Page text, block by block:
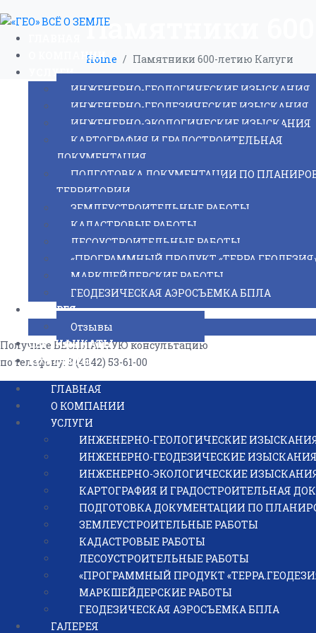
О КОМПАНИИ
УСЛУГИ
ИНЖЕНЕРНО-ГЕОЛОГИЧЕСКИЕ ИЗЫСКАНИЯ
ИНЖЕНЕРНО-ГЕОДЕЗИЧЕСКИЕ ИЗЫСКАНИЯ
ИНЖЕНЕРНО-ЭКОЛОГИЧЕСКИЕ ИЗЫСКАНИЯ
КАРТОГРАФИЯ И ГРАДОСТРОИТЕЛЬНАЯ
ДОКУМЕНТАЦИЯ
ПОДГОТОВКА ДОКУМЕНТАЦИИ ПО
ТЕРРИТОРИИ
ЗЕМЛЕУСТРОИТЕЛЬНЫЕ РАБОТЫ
КАДАСТРОВЫЕ РАБОТЫ
ЛЕСОУСТРОИТЕЛЬНЫЕ РАБОТЫ
«ПРОГРАММНЫЙ ПРОДУКТ
МАРКШЕЙДЕРСКИЕ РАБОТЫ
ГЕОДЕЗИЧЕСКАЯ АЭРОСЪЕМКА БПЛА
ГАЛЕРЕЯ
Отзывы
СЕРТИФИКАТЫ
КОНТАКТЫ
ГЛАВНАЯ
О КОМПАНИИ
УСЛУГИ
ИНЖЕНЕРНО-ГЕОЛОГИЧЕСКИЕ
ИНЖЕНЕРНО-ГЕОДЕЗИЧЕСКИЕ ИЗЫСКАНИЯ
ИНЖЕНЕРНО-ЭКОЛОГИЧЕСКИЕ
КАРТОГРАФИЯ И ГРАДОСТРОИТЕЛЬНАЯ
ПОДГОТОВКА ДОКУМЕНТАЦИИ ПО
ЗЕМЛЕУСТРОИТЕЛЬНЫЕ РАБОТЫ
КАДАСТРОВЫЕ РАБОТЫ
ЛЕСОУСТРОИТЕЛЬНЫЕ РАБОТЫ
«ПРОГРАММНЫЙ ПРОДУКТ
МАРКШЕЙДЕРСКИЕ РАБОТЫ
ГЕОДЕЗИЧЕСКАЯ АЭРОСЪЕМКА БПЛА
ГАЛЕРЕЯ
Памятники
Home Памятники 600-летию Калуги
Получите БЕСПЛАТНУЮ консультацию
по телефону: 8 (4842) 53-61-00
Или оставьте заявку, и наш специалист свяжется с вами,
Оставить заявку
ПК «ГЕО» образован в 1988 г.
Контакты
Получите консультацию по телефонам:
8 (4842) 53-60-94 — инженерно-геологические и инженерно-
8 (4842) 57-44-58, 79-03-93 — инженерно-геодезические